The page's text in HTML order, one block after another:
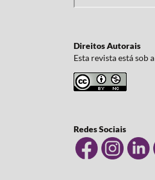
Direitos Autorais
Esta revista está sob a
Redes Sociais